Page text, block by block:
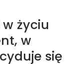
życiu
w
się